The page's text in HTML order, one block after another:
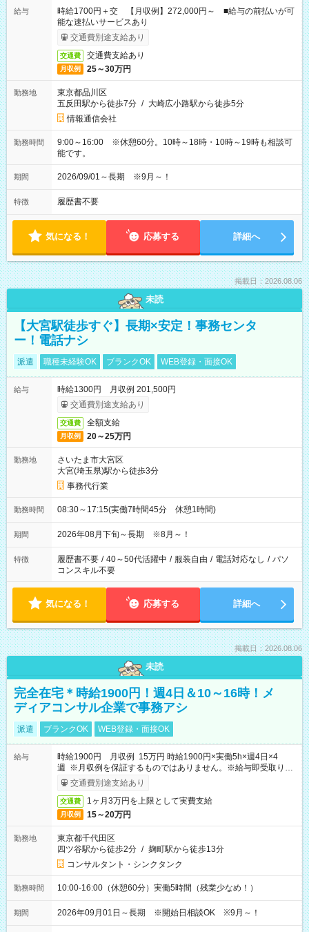
給与
時給1700円＋交 【月収例】272,000円～ ■給与の前払いが可
能な速払いサービスあり
交通費別途支給あり
交通費 交通費支給あり
月収例 25～30万円
勤務地
東京都品川区
五反田駅から徒歩7分 / 大崎広小路駅から徒歩5分
情報通信会社
勤務時間
9:00～16:00 ※休憩60分。10時～18時・10時～19時も相談可
能です。
期間 2026/09/01～長期 ※9月～！
特徴 履歴書不要
気になる！ 応募する 詳細へ
掲載日：2026.08.06
未読
【大宮駅徒歩すぐ】長期×安定！事務センタ
ー！電話ナシ
派遣 職種未経験OK ブランクOK WEB登録・面接OK
給与
時給1300円 月収例 201,500円
交通費別途支給あり
交通費 全額支給
月収例 20～25万円
勤務地
さいたま市大宮区
大宮(埼玉県)駅から徒歩3分
事務代行業
勤務時間 08:30～17:15(実働7時間45分 休憩1時間)
期間 2026年08月下旬～長期 ※8月～！
特徴 履歴書不要 / 40～50代活躍中 / 服装自由 / 電話対応なし / パソ
コンスキル不要
気になる！ 応募する 詳細へ
掲載日：2026.08.06
未読
完全在宅＊時給1900円！週4日＆10～16時！メ
ディアコンサル企業で事務アシ
派遣 ブランクOK WEB登録・面接OK
給与
時給1900円 月収例 15万円 時給1900円×実働5h×週4日×4
週 ※月収例を保証するものではありません。※給与即受取りサ
ービス利用可（利用条件有）
交通費別途支給あり
交通費 1ヶ月3万円を上限として実費支給
月収例 15～20万円
勤務地
東京都千代田区
四ツ谷駅から徒歩2分 / 麹町駅から徒歩13分
コンサルタント・シンクタンク
勤務時間 10:00-16:00（休憩60分）実働5時間（残業少なめ！）
期間 2026年09月01日～長期 ※開始日相談OK ※9月～！